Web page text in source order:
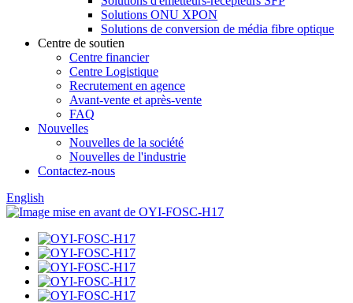
Solutions ONU XPON
Solutions de conversion de média fibre optique
Centre de soutien
Centre financier
Centre Logistique
Recrutement en agence
Avant-vente et après-vente
FAQ
Nouvelles
Nouvelles de la société
Nouvelles de l'industrie
Contactez-nous
English